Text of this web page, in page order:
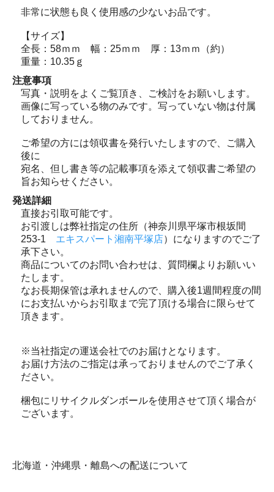
非常に状態も良く使用感の少ないお品です。
【サイズ】
全長：58ｍｍ 幅：25ｍｍ 厚：13ｍｍ（約）
重量：10.35ｇ
注意事項
写真・説明をよくご覧頂き、ご検討をお願いします。
画像に写っている物のみです。写っていない物は付属
しておりません。
ご希望の方には領収書を発行いたしますので、ご購入
後に
宛名、但し書き等の記載事項を添えて領収書ご希望の
旨お知らせください。
発送詳細
直接お引取可能です。
お引渡しは弊社指定の住所（神奈川県平塚市根坂間
253-1 エキスパート湘南平塚店）になりますのでご了
承下さい。
商品についてのお問い合わせは、質問欄よりお願いい
たします。
なお長期保管は承れませんので、購入後1週間程度の間
にお支払いからお引取まで完了頂ける場合に限らせて
頂きます。
※当社指定の運送会社でのお届けとなります。
お届け方法のご指定は承っておりませんのでご了承く
ださい。
梱包にリサイクルダンボールを使用させて頂く場合が
ございます。
北海道・沖縄県・離島への配送について